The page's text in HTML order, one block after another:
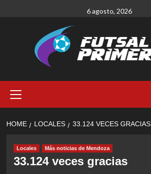
6 agosto, 2026
Menu
HOME LOCALES 33.124 VECES GRACIAS
Locales Más noticias de Mendoza
33.124 veces gracias